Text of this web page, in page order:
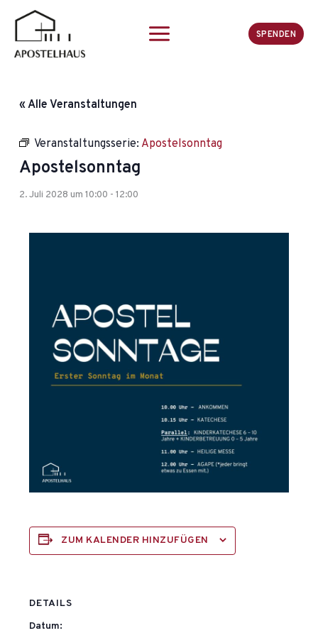
springen
SPENDEN
« Alle Veranstaltungen
Veranstaltungsserie: Apostelsonntag
Apostelsonntag
2. Juli 2028 um 10:00 -12:00
ZUM KALENDER HINZUFÜGEN
DETAILS
Datum: